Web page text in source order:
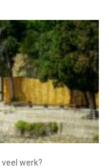
werk?